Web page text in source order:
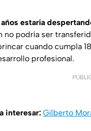
estaría
no podría ser
cuando cumpla
profesional.
interesar: Gilberto